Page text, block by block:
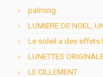
palming
LUMIERE DE NOEL,
Le soleil a des effets
LUNETTES
LE CILLEMENT